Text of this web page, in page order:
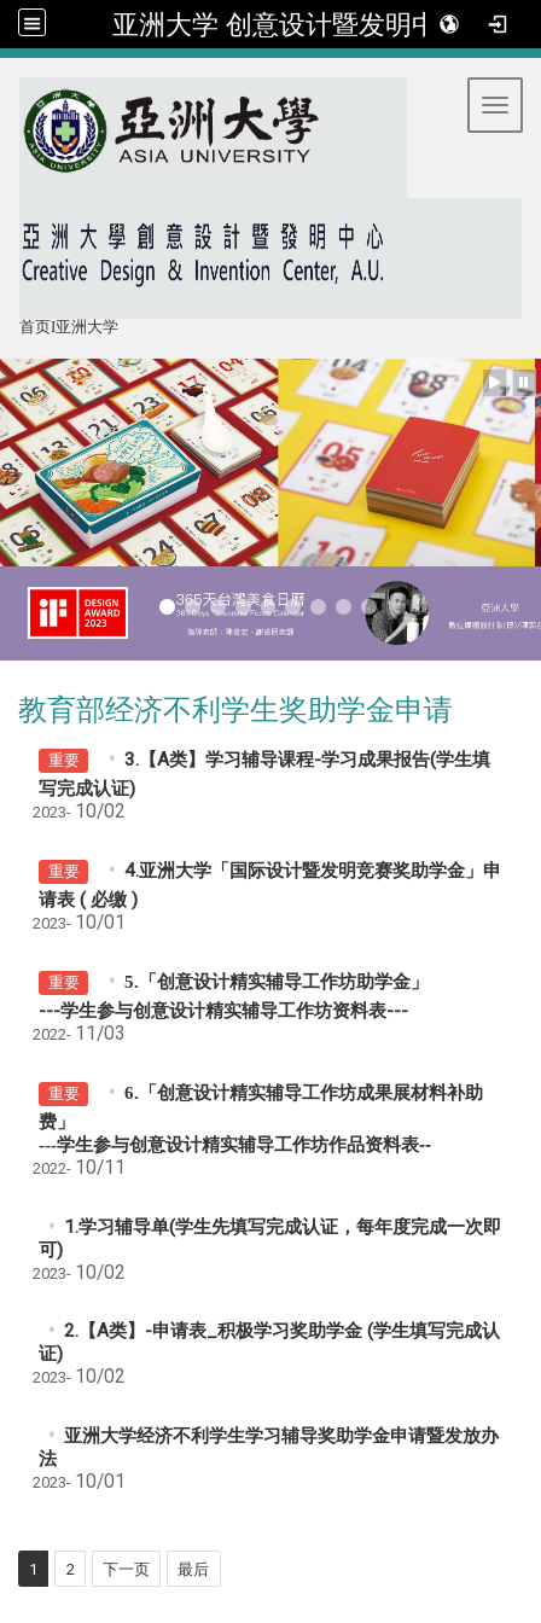
亚洲大学 创意设计暨发明中心
首页I亚洲大学
教育部经济不利学生奖助学金申请
重要
3.【A类】学习辅导课程-学习成果报告(学生填
写完成认证)
2023- 10/02
重要
4.亚洲大学「国际设计暨发明竞赛奖助学金」申
请表 ( 必缴 )
2023- 10/01
重要 5.「创意设计精实辅导工作坊助学金」
---学生参与创意设计精实辅导工作坊资料表---
2022- 11/03
重要
6.「创意设计精实辅导工作坊成果展材料补助
费」
---学生参与创意设计精实辅导工作坊作品资料表--
2022- 10/11
1.学习辅导单(学生先填写完成认证，每年度完成一次即
可)
2023- 10/02
2.【A类】-申请表_积极学习奖助学金 (学生填写完成认
证)
2023- 10/02
亚洲大学经济不利学生学习辅导奖助学金申请暨发放办
法
2023- 10/01
1 2 下一页 最后